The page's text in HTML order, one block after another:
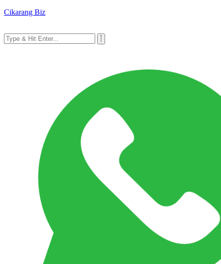
Cikarang Biz